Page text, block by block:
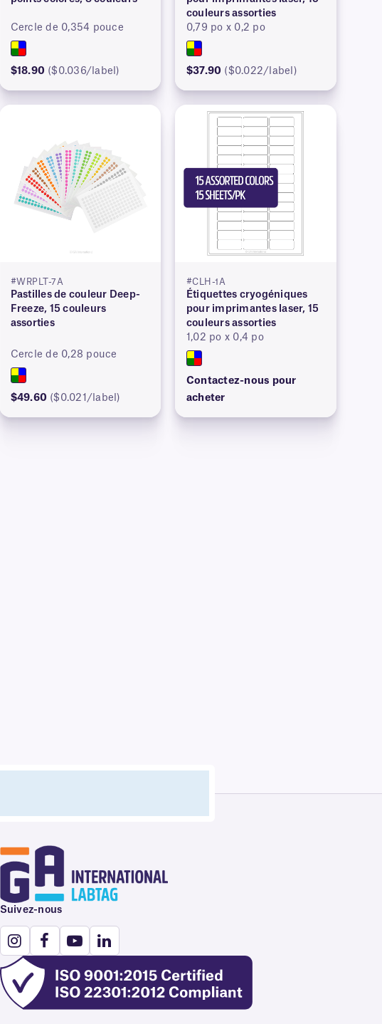
Cercle de 0,354 pouce
$18.90 ($0.036/label)
couleurs assorties
0,79 po x 0,2 po
$37.90 ($0.022/label)
#WRPLT-7A
Pastilles de couleur Deep-
Freeze, 15 couleurs
assorties
Cercle de 0,28 pouce
$49.60 ($0.021/label)
#CLH-1A
Étiquettes cryogéniques
pour imprimantes laser, 15
couleurs assorties
1,02 po x 0,4 po
Contactez-nous pour
acheter
Suivez-nous